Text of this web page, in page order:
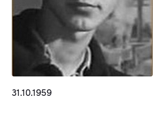
31.10.1959